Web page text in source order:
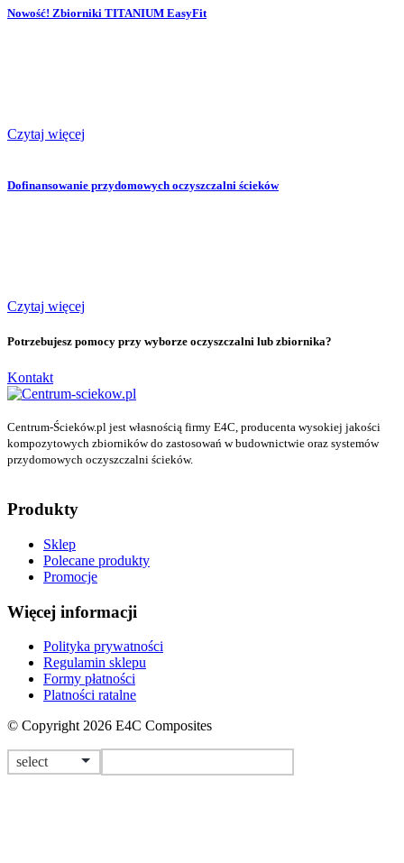
Nowość! Zbiorniki TITANIUM EasyFit
Czytaj więcej
Dofinansowanie przydomowych oczyszczalni ścieków
Czytaj więcej
Potrzebujesz pomocy przy wyborze oczyszczalni lub zbiornika?
Kontakt
Centrum-Ścieków.pl jest własnością firmy E4C, producenta wysokiej jakości
kompozytowych zbiorników do zastosowań w budownictwie oraz systemów
przydomowych oczyszczalni ścieków.
Produkty
Sklep
Polecane produkty
Promocje
Więcej informacji
Polityka prywatności
Regulamin sklepu
Formy płatności
Platności ratalne
© Copyright 2026 E4C Composites